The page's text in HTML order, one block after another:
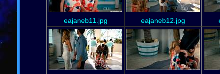
eajaneb11.jpg eajaneb12.jpg